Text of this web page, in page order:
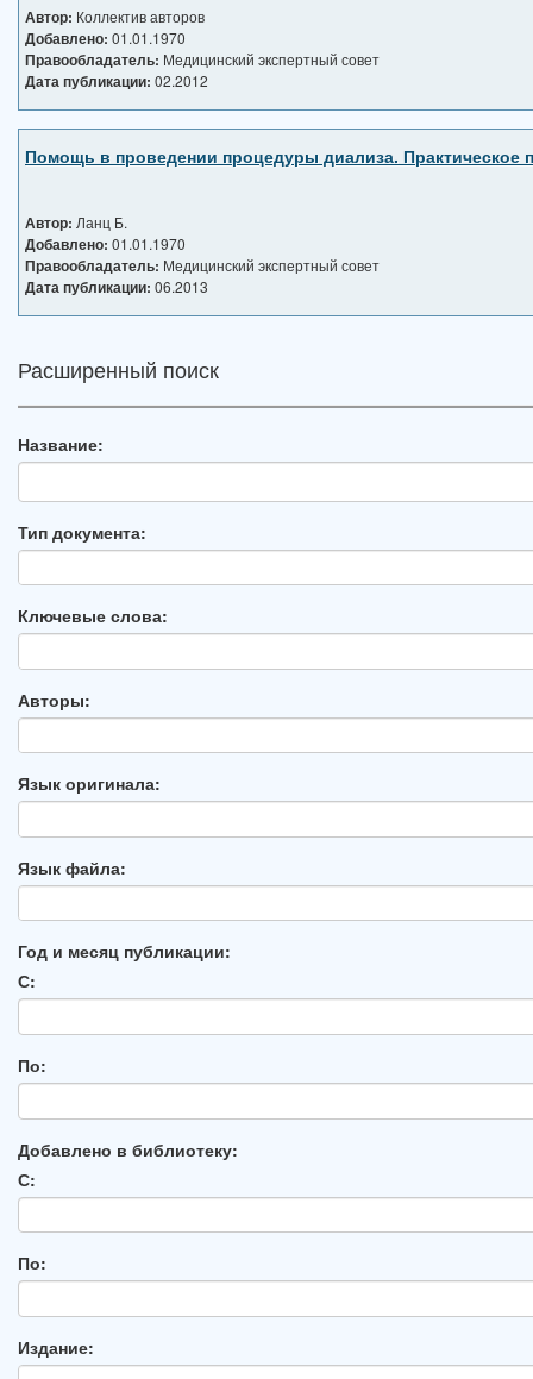
Автор: Коллектив авторов
Добавлено: 01.01.1970
Правообладатель: Медицинский экспертный совет
Дата публикации: 02.2012
Помощь в проведении процедуры диализа. Практическое
Автор: Ланц Б.
Добавлено: 01.01.1970
Правообладатель: Медицинский экспертный совет
Дата публикации: 06.2013
Расширенный поиск
Название:
Тип документа:
Ключевые слова:
Авторы:
Язык оригинала:
Язык файла:
Год и месяц публикации:
С:
По:
Добавлено в библиотеку:
С:
По:
Издание: